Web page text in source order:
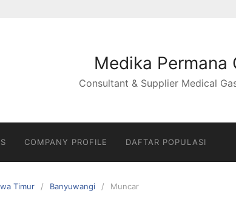
Medika Permana
Consultant & Supplier Medical
COMPANY PROFILE DAFTAR POPULASI
Timur Banyuwangi Muncar